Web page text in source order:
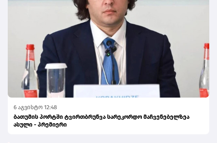
6 აგვისტო 12:48
ბათუმის პორტში ტვირთბრუნვა სარეკორდო მაჩვენებელზეა
ასული - პრემიერი